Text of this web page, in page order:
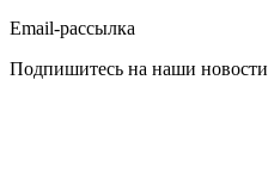
Email-рассылка
Подпишитесь на наши новости